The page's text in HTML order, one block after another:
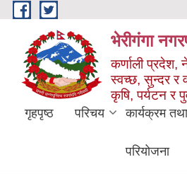
Skip to main content
भेरीगंगा
कर्णाली प्रदेश,
स्वच्छ, सुन्दर र
कृषि, पर्यटन र
गृहपृष्ठ परिचय कार्यक्रम तथा
परियोजना